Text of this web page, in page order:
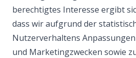
berechtigtes Interesse ergibt
dass wir aufgrund der
Nutzerverhaltens
und Marketingzwecken sowie